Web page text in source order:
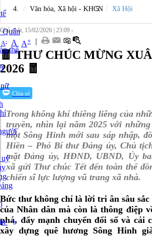
Quân
thể
uỷ
Văn hóa, Xã hội - KHCN
Xã Hội
Chủ nhật, 15/02/2026 23:09 -
A- A A+ |
🧧 THƯ CHÚC MỪNG
2026 🧧
Chia sẻ
Trong không khí thiêng liêng của
truyền, nhìn lại năm 2025 với
một Sông Hinh mới sau sáp nhập,
Hiền – Phó Bí thư Đảng ủy, Chủ
mặt Đảng ủy, HĐND, UBND, Ủy
xã gửi Thư chúc Tết đến toàn thể
chiến sĩ lực lượng vũ trang xã nhà.
Bức thư không chỉ là lời tri ân sâu
của Nhân dân mà còn là thông điệp
phá, đẩy mạnh chuyển đổi số và cải
xây dựng quê hương Sông Hinh